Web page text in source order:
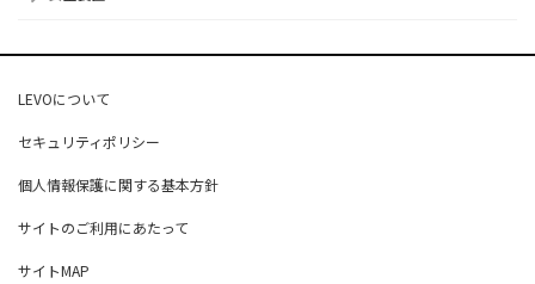
LEVOについて
セキュリティポリシー
個人情報保護に関する基本方針
サイトのご利用にあたって
サイトMAP